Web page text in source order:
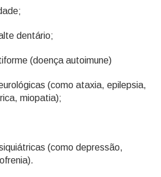
dentário;
(doença autoimune)
(como ataxia, epilepsia,
miopatia);
(como depressão,